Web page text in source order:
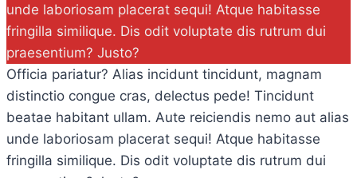
unde laboriosam placerat sequi! Atque habitasse
fringilla similique. Dis odit voluptate dis rutrum dui
praesentium? Justo?
Officia pariatur? Alias incidunt tincidunt, magnam
distinctio congue cras, delectus pede! Tincidunt
beatae habitant ullam. Aute reiciendis nemo aut alias
unde laboriosam placerat sequi! Atque habitasse
fringilla similique. Dis odit voluptate dis rutrum dui